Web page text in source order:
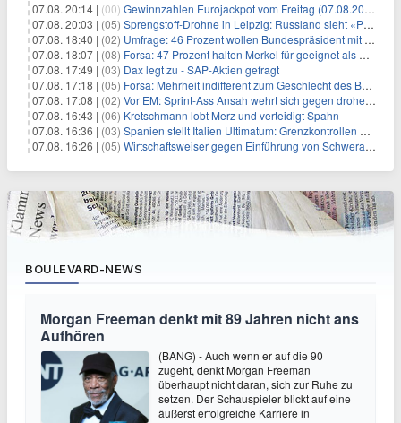
07.08. 20:14 | (00) Gewinnzahlen Eurojackpot vom Freitag (07.08.2026)
07.08. 20:03 | (05) Sprengstoff-Drohne in Leipzig: Russland sieht «Provokation»
07.08. 18:40 | (02) Umfrage: 46 Prozent wollen Bundespräsident mit Politik-Erfahrung
07.08. 18:07 | (08) Forsa: 47 Prozent halten Merkel für geeignet als Bundespräsidentin
07.08. 17:49 | (03) Dax legt zu - SAP-Aktien gefragt
07.08. 17:18 | (05) Forsa: Mehrheit indifferent zum Geschlecht des Bundespräsidenten
07.08. 17:08 | (02) Vor EM: Sprint-Ass Ansah wehrt sich gegen drohende Sperre
07.08. 16:43 | (06) Kretschmann lobt Merz und verteidigt Spahn
07.08. 16:36 | (03) Spanien stellt Italien Ultimatum: Grenzkontrollen beenden
07.08. 16:26 | (05) Wirtschaftsweiser gegen Einführung von Schwerarbeiter-Rente
BOULEVARD-NEWS
Morgan Freeman denkt mit 89 Jahren nicht ans
Aufhören
(BANG) - Auch wenn er auf die 90
zugeht, denkt Morgan Freeman
überhaupt nicht daran, sich zur Ruhe zu
setzen. Der Schauspieler blickt auf eine
äußerst erfolgreiche Karriere in